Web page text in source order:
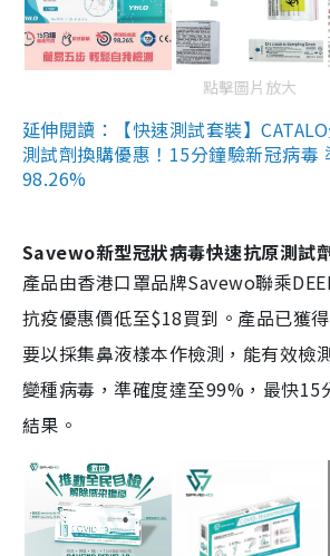
點擊圖片放大
延伸閱讀：【快速測試套裝】
測試劑換購優惠！15分鐘驗新冠病毒
98.26%
Savewo新型冠狀病毒快速抗原測試
產品由香港口罩品牌Savewo聯乘
抗疫優惠價低至$18買到。產品已獲
要以採集鼻液樣本作檢測，能有效
變種病毒，準確度達至99%，最快15
結果。